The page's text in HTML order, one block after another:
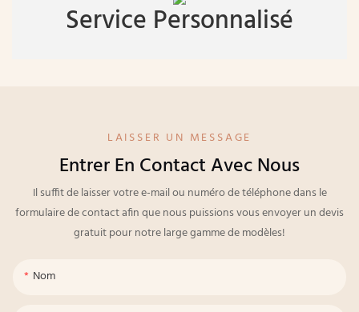
Service Personnalisé
LAISSER UN MESSAGE
Entrer En Contact Avec Nous
Il suffit de laisser votre e-mail ou numéro de téléphone dans le
formulaire de contact afin que nous puissions vous envoyer un devis
gratuit pour notre large gamme de modèles!
Nom